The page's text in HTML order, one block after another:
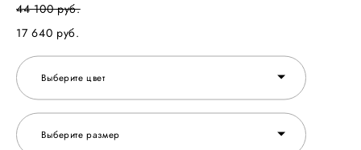
44 100 pуб.
17 640 pуб.
Выберите цвет
Выберите размер